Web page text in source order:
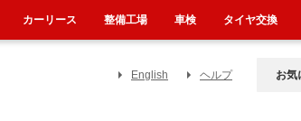
English ヘルプ お気
カーリース 整備工場 車検 タイヤ交換